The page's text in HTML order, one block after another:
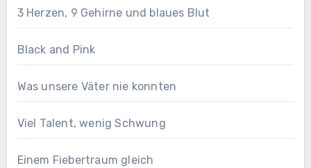
3 Herzen, 9 Gehirne und blaues Blut
Black and Pink
Was unsere Väter nie konnten
Viel Talent, wenig Schwung
Einem Fiebertraum gleich